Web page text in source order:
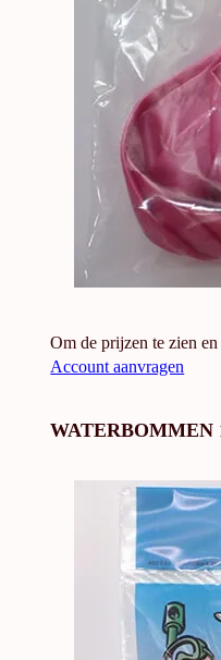
Om de prijzen te zien
Account aanvragen
WATERBOMMEN